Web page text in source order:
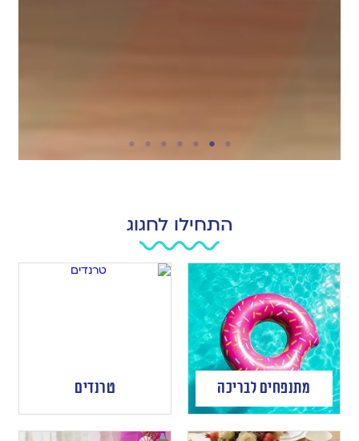
התחילו לחגוג
מתנפחים לבריכה טרנדים